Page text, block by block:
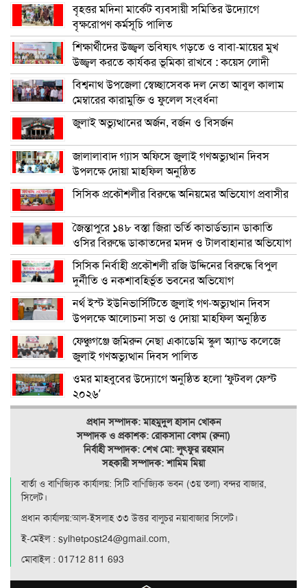
বৃহত্তর মদিনা মার্কেট ব্যবসায়ী সমিতির উদ্যোগে
বৃক্ষরোপণ কর্মসূচি পালিত
শিক্ষার্থীদের উজ্জ্বল ভবিষ্যৎ গড়তে ও বাবা-মায়ের মুখ
উজ্জ্বল করতে কার্যকর ভূমিকা রাখবে : কয়েস লোদী
বিশ্বনাথ উপজেলা স্বেচ্ছাসেবক দল নেতা আবুল কালাম
মেম্বারের কারামুক্তি ও ফুলেল সংবর্ধনা
জুলাই অভ্যুত্থানের অর্জন, বর্জন ও বিসর্জন
জালালাবাদ গ্যাস অফিসে জুলাই গণঅভ্যুত্থান দিবস
উপলক্ষে দোয়া মাহফিল অনুষ্ঠিত
সিসিক প্রকৌশলীর বিরুদ্ধে অনিয়মের অভিযোগ প্রবাসীর
জৈন্তাপুরে ১৪৮ বস্তা জিরা ভর্তি কাভার্ডভ্যান ডাকাতি
ওসির বিরুদ্ধে ডাকাতদের মদদ ও টালবাহানার অভিযোগ
সিসিক নির্বাহী প্রকৌশলী রজি উদ্দিনের বিরুদ্ধে বিপুল
দুর্নীতি ও নকশাবহির্ভূত ভবনের অভিযোগ
নর্থ ইস্ট ইউনিভার্সিটিতে জুলাই গণ-অভ্যুত্থান দিবস
উপলক্ষে আলোচনা সভা ও দোয়া মাহফিল অনুষ্ঠিত
ফেঞ্চুগঞ্জে জমিরুন নেছা একাডেমি স্কুল অ্যান্ড কলেজে
জুলাই গণঅভ্যুত্থান দিবস পালিত
ওমর মাহবুবের উদ্যোগে অনুষ্ঠিত হলো ‘ফুটবল ফেস্ট
২০২৬’
প্রধান সম্পাদক: মাহমুদুল হাসান খোকন
সম্পাদক ও প্রকাশক: রোকসানা বেগম (রুনা)
নির্বাহী সম্পাদক: শেখ মো: লুৎফুর রহমান
সহকারী সম্পাদক: শামিম মিয়া
বার্তা ও বাণিজ্যিক কার্যালয়: সিটি বাণিজ‍্যিক ভবন (৩য় তলা) বন্দর বাজার,
সিলেট।
প্রধান কার্যালয়:আল-ইসলাহ ৩৩ উত্তর বালুচর নয়াবাজার সিলেট।
ই-মেইল : sylhetpost24@gmail.com,
মোবাইল : 01712 811 693